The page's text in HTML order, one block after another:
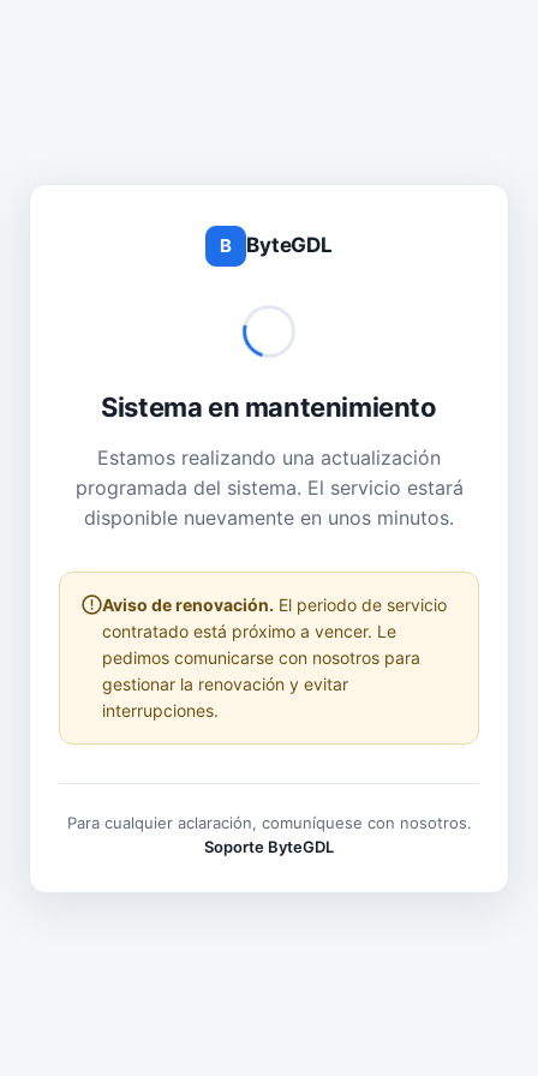
B ByteGDL
Sistema en mantenimiento
Estamos realizando una actualización
programada del sistema. El servicio estará
disponible nuevamente en unos minutos.
Aviso de renovación. El periodo de servicio
contratado está próximo a vencer. Le
pedimos comunicarse con nosotros para
gestionar la renovación y evitar
interrupciones.
Para cualquier aclaración, comuníquese con nosotros.
Soporte ByteGDL